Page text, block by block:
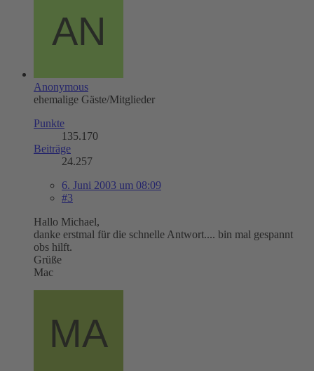
Anonymous
ehemalige Gäste/Mitglieder
Punkte
135.170
Beiträge
24.257
6. Juni 2003 um 08:09
#3
Hallo Michael,
danke erstmal für die schnelle Antwort.... bin mal gespannt
obs hilft.
Grüße
Mac